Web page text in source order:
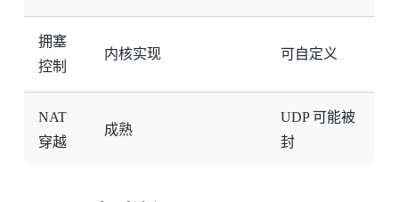
拥塞
控制
内核实现 可自定义
NAT
穿越
成熟
UDP 可能被
封